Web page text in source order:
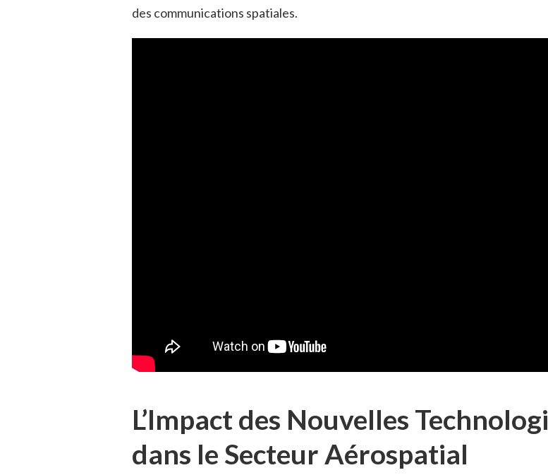
des communications spatiales.
L’Impact des Nouvelles
dans le Secteur Aérospatial